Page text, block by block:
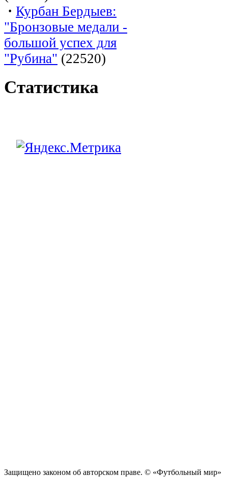
· Курбан Бердыев:
"Бронзовые медали -
большой успех для
"Рубина" (22520)
Статистика
Защищено законом об авторском праве. © «Футбольный мир»